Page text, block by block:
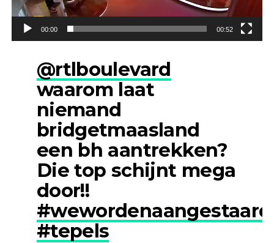
00:00 00:52
@rtlboulevard
waarom laat
niemand
bridgetmaasland
een bh aantrekken?
Die top schijnt mega
door!!
#wewordenaangestaard
#tepels